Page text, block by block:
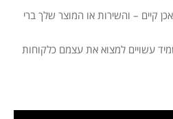
קיים – והשירות או המוצר שלך ברי
שמיד עשויים למצוא את עצמם כלקוחות